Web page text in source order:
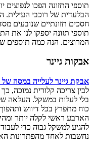
תוספי התזונה הפכו
הבלעדית של רוכבי העילית.
חסכים תזונתיים שנובעים
תוספי תזונה יספקו לנו את
המרוצים. הנה כמה תוספים
אבקות גיינר
אבקת גיינר לעלייה במסה
לבין צריכה קלורית
בלי לעלות במשקל. העלאה
כוח מתפרץ בכל דיווש
הארבע ראשי לקלה יותר
להגיע למשקל גבוה כדי
נחשבות לאחד מהפתרונות